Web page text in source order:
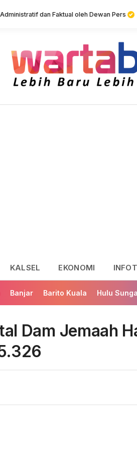
dan Faktual oleh Dewan Pers
KALSEL EKONOMI
Banjar Barito Kuala Hulu
Dam Jemaah